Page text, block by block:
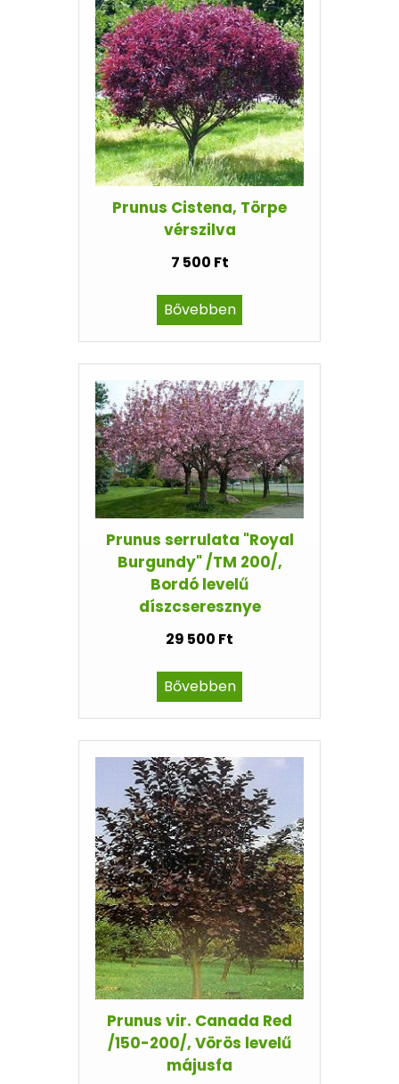
Prunus Cistena, Törpe
vérszilva
7 500 Ft
Bővebben
Prunus serrulata "Royal
Burgundy" /TM 200/,
Bordó levelű
díszcseresznye
29 500 Ft
Bővebben
Prunus vir. Canada Red
/150-200/, Vörös levelű
májusfa